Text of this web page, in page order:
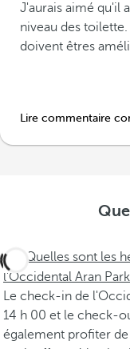
J'aurais aimé qu'il
niveau des
doivent êtres
Lire commentaire
Quelles sont les
l’Occidental Aran
Le check-in de
14 h 00 et le check-
également profiter de